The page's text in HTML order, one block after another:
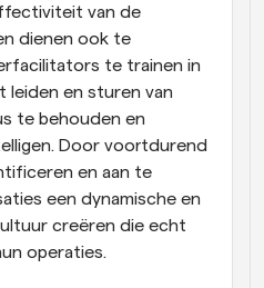
van de
dienen ook te
te trainen in
leiden en sturen van
te behouden en
Door voortdurend
en aan te
een dynamische en
creëren die echt
operaties.